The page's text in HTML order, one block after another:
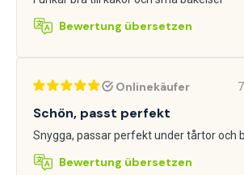
Bewertung übersetzen
Onlinekäufer
Schön, passt perfekt
Snygga, passar perfekt under tårtor och
Bewertung übersetzen